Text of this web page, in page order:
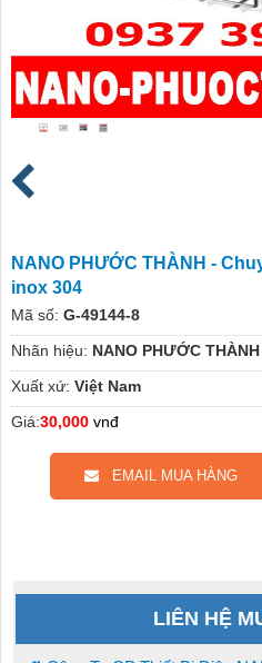
NANO PHƯỚC THÀNH -
inox 304
Mã số: G-49144-8
Nhãn hiệu: NANO PHƯỚC THÀNH
Xuất xứ: Việt Nam
Giá:30,000 vnđ
EMAIL MUA HÀNG
LIÊN HỆ